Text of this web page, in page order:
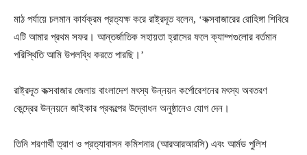
মাঠ পর্যায়ে চলমান কার্যক্রম প্রত্যক্ষ করে রাষ্ট্রদূত বলেন, ‘কক্সবাজারের রোহিঙ্গা শিবিরে
এটি আমার প্রথম সফর। আন্তর্জাতিক সহায়তা হ্রাসের ফলে ক্যাম্পগুলোর বর্তমান
পরিস্থিতি আমি উপলব্ধি করতে পারছি।’
রাষ্ট্রদূত কক্সবাজার জেলায় বাংলাদেশ মৎস্য উন্নয়ন কর্পোরেশনের মৎস্য অবতরণ
কেন্দ্রের উন্নয়নে জাইকার প্রকল্পের উদ্বোধন অনুষ্ঠানেও যোগ দেন।
তিনি শরণার্থী ত্রাণ ও প্রত্যাবাসন কমিশনার (আরআরআরসি) এবং আর্মড পুলিশ